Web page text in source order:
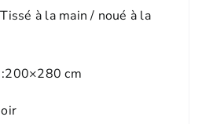
à la main / noué à la
cm